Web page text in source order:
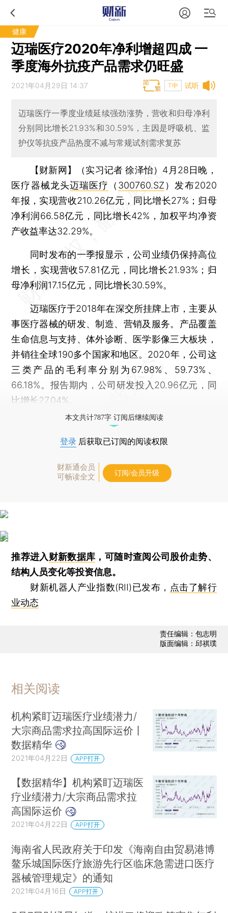
健康
迈瑞医疗2020年净利增超四成 一
季度海外抗疫产品需求仍旺盛
试听
2021年04月29日 14:37 T中
迈瑞医疗一季度业绩延续强劲涨势，营收和归母净利
分别同比增长21.93%和30.59%，主因是呼吸机、监
护仪等抗疫产品热度不减与常规试剂需求复苏
【财新网】（实习记者 徐泽怡） 4月28日晚，
医疗器械龙头迈瑞医疗 （ 300760.SZ ）发布2020
年报，实现营收210.26亿元，同比增长27%；归母
净利润66.58亿元，同比增长42%，加权平均净资
产收益率达32.29%。
同时发布的一季报显示，公司业绩仍保持高位
增长，实现营收57.81亿元，同比增长21.93%；归
母净利润17.15亿元，同比增长30.59%。
迈瑞医疗于2018年在深交所挂牌上市，主要从
事医疗器械的研发、制造、营销及服务。产品覆盖
生命信息与支持、体外诊断、医学影像三大板块，
并销往全球190多个国家和地区。2020年，公司这
三类产品的毛利率分别为67.98%、59.73%、
66.18%。报告期内，公司研发投入20.96亿元，同
比增长27.04%。
本文共计787字 订阅后继续阅读
登录 后获取已订阅的阅读权限
财新通会员
可畅读全文
订阅/会员升级
推荐进入财新数据库 ，可随时查阅公司股价走势、
结构人员变化等投资信息。
财新机器人产业指数(RII)已发布， 点击了解行
业动态
责任编辑：包志明
版面编辑：邱祺璞
相关阅读
机构紧盯迈瑞医疗业绩潜力/
大宗商品需求拉高国际运价丨
数据精华
2021年04月22日 APP打开
【数据精华】机构紧盯迈瑞医
疗业绩潜力/大宗商品需求拉
高国际运价
2021年04月22日 APP打开
海南省人民政府关于印发《海南自由贸易港博
鳌乐城国际医疗旅游先行区临床急需进口医疗
器械管理规定》的通知
2021年04月16日 APP打开